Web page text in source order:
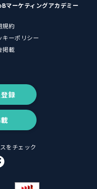
マーケティングアカデミー
規約
キーポリシー
掲載
録
をチェック